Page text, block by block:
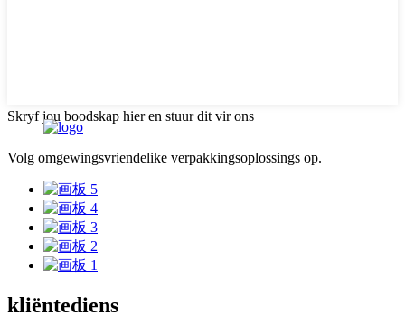
Skryf jou boodskap hier en stuur dit vir ons
Volg omgewingsvriendelike verpakkingsoplossings op.
kliëntediens